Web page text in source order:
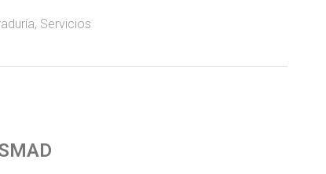
, Servicios